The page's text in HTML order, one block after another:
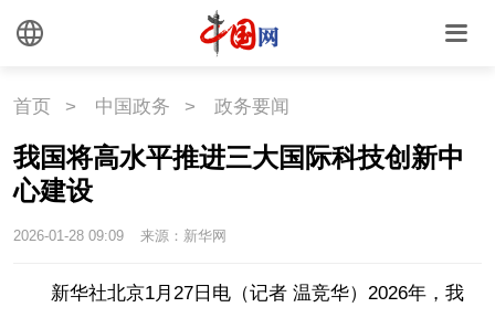
首页 > 中国政务 > 政务要闻
我国将高水平推进三大国际科技创新中
心建设
2026-01-28 09:09 来源：新华网
新华社北京1月27日电（记者 温竞华）2026年，我